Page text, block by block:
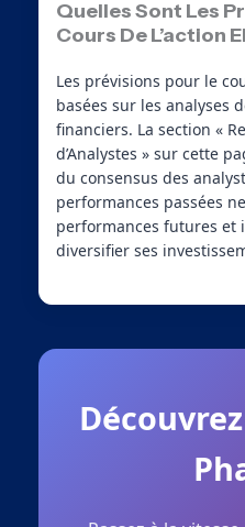
Quelles Sont Les
Cours De L’action
Les prévisions pour le
basées sur les analyses
financiers. La section «
d’Analystes » sur cette
du consensus des
performances passées
performances futures et
diversifier ses